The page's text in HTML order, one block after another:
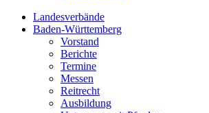
Landesverbände
Baden-Württemberg
Vorstand
Berichte
Termine
Messen
Reitrecht
Ausbildung